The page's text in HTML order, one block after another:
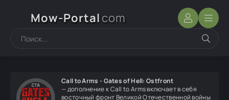
Mow-Portal com
Call to Arms - Gates of Hell: Ostfront
— дополнение к Call to Arms включает в себя
восточный фронт Великой Отечественной войны